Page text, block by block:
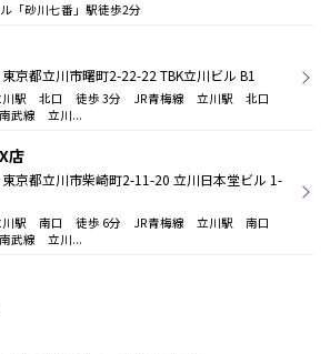
「砂川七番」駅徒歩2分
京都立川市曙町2-22-22 TBK立川ビル B1
川駅 北口 徒歩 3分 JR青梅線 立川駅 北口
武線 立川...
店
京都立川市柴崎町2-11-20 立川日本堂ビル 1-
川駅 南口 徒歩 6分 JR青梅線 立川駅 南口
武線 立川...